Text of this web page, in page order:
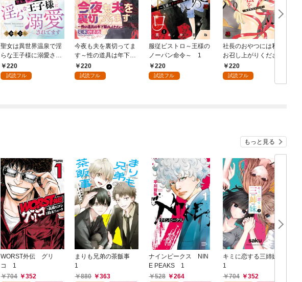
聖女は異世界温泉で淫
らな王子様に溺愛され
てます 1
220
試読フル
今夜も夫を裏切ってま
す～性の道具は年下隠
れイケメン～ 1
220
試読フル
服従ビストロ～王様の
ノーパン命令～ 1
220
試読フル
社長のおやつには私を
お召し上がりください
～賞味期限は3か月
～ 1
220
試読フル
もっと見る
WORST外伝 グリ
コ 1
704
352
まりも兄弟の茶飯事
1
880
363
ナインピークス NIN
E PEAKS 1
528
264
キミに恋する三姉妹
1
704
352